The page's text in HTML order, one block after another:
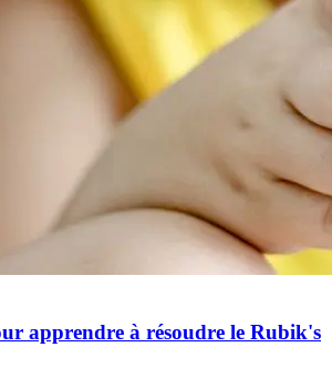
apprendre à résoudre le Rubik's